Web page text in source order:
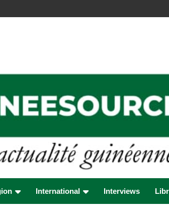
International Interviews